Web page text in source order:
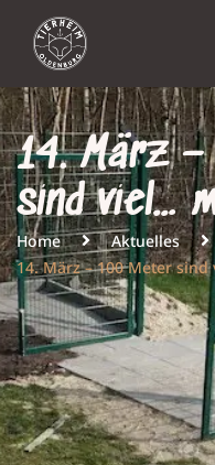
14. März
sind viel…
Home
Aktuelles
14. März – 100 Meter